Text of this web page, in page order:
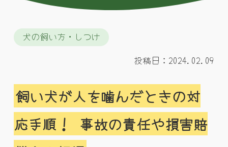
犬の飼い方・しつけ
投稿日：2024.02.09
飼い犬が人を噛んだときの対
応手順！ 事故の責任や損害賠